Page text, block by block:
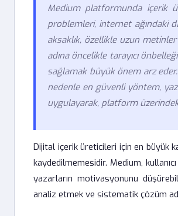
Medium platformunda içerik
problemleri, internet ağındaki
aksaklık, özellikle uzun
adına öncelikle tarayıcı
sağlamak büyük önem arz
nedenle en güvenli yöntem,
uygulayarak, platform
Dijital içerik üreticileri için en büyük
kaydedilmemesidir. Medium,
yazarların motivasyonunu
analiz etmek ve sistematik çözüm